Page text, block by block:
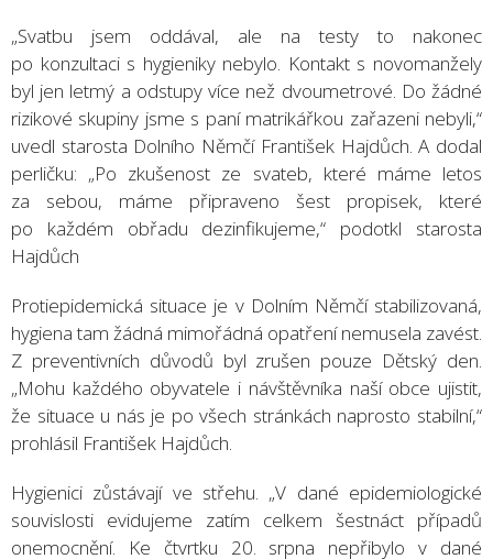
„Svatbu jsem oddával, ale na testy to nakonec
po konzultaci s hygieniky nebylo. Kontakt s novomanžely
byl jen letmý a odstupy více než dvoumetrové. Do žádné
rizikové skupiny jsme s paní matrikářkou zařazeni nebyli,“
uvedl starosta Dolního Němčí František Hajdůch. A dodal
perličku: „Po zkušenost ze svateb, které máme letos
za sebou, máme připraveno šest propisek, které
po každém obřadu dezinfikujeme,“ podotkl starosta
Hajdůch
Protiepidemická situace je v Dolním Němčí stabilizovaná,
hygiena tam žádná mimořádná opatření nemusela zavést.
Z preventivních důvodů byl zrušen pouze Dětský den.
„Mohu každého obyvatele i návštěvníka naší obce ujistit,
že situace u nás je po všech stránkách naprosto stabilní,“
prohlásil František Hajdůch.
Hygienici zůstávají ve střehu. „V dané epidemiologické
souvislosti evidujeme zatím celkem šestnáct případů
onemocnění. Ke čtvrtku 20. srpna nepřibylo v dané